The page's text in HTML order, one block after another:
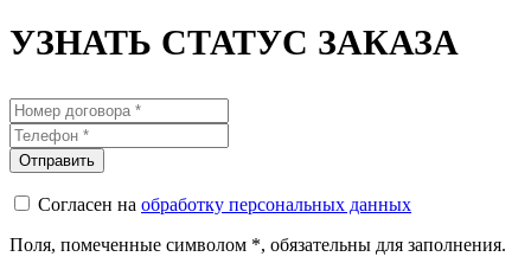
УЗНАТЬ СТАТУС ЗАКАЗА
Согласен на обработку персональных данных
Поля, помеченные символом *, обязательны для заполнения.